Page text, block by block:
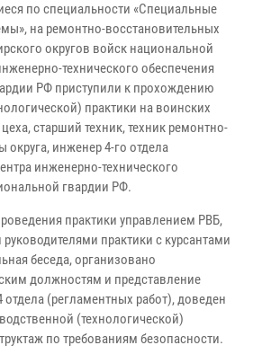
по специальности «Специальные
на ремонтно-восстановительных
округов войск национальной
технического обеспечения
РФ приступили к прохождению
практики на воинских
старший техник, техник ремонтно-
округа, инженер 4-го отдела
инженерно-технического
гвардии РФ.
практики управлением РВБ,
практики с курсантами
беседа, организовано
должностям и представление
(регламентных работ), доведен
(технологической)
по требованиям безопасности.